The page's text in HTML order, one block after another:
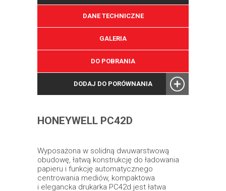
DANE TECHNICZNE
GALERIA
DO POBRANIA
DODAJ DO PORÓWNANIA
HONEYWELL PC42D
Wyposażona w solidną dwuwarstwową
obudowę, łatwą konstrukcję do ładowania
papieru i funkcję automatycznego
centrowania mediów, kompaktowa
i elegancka drukarka PC42d jest łatwa